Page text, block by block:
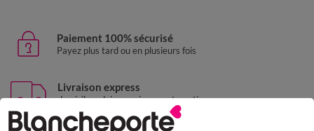
Paiement 100% sécurisé
Payez plus tard ou en plusieurs fois
Livraison express
domicile, relais, consignes automatiques